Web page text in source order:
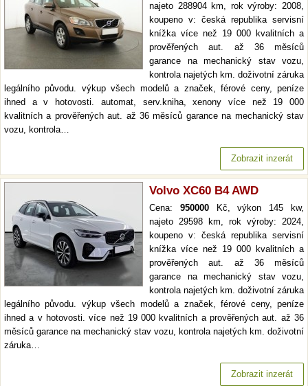
najeto 288904 km, rok výroby: 2008,
koupeno v: česká republika servisní
knížka více než 19 000 kvalitních a
prověřených aut. až 36 měsíců
garance na mechanický stav vozu,
kontrola najetých km. doživotní záruka
legálního původu. výkup všech modelů a značek, férové ceny, peníze
ihned a v hotovosti. automat, serv.kniha, xenony více než 19 000
kvalitních a prověřených aut. až 36 měsíců garance na mechanický stav
vozu, kontrola…
Zobrazit inzerát
Volvo XC60 B4 AWD
Cena: 950000Kč, výkon 145 kw,
najeto 29598 km, rok výroby: 2024,
koupeno v: česká republika servisní
knížka více než 19 000 kvalitních a
prověřených aut. až 36 měsíců
garance na mechanický stav vozu,
kontrola najetých km. doživotní záruka
legálního původu. výkup všech modelů a značek, férové ceny, peníze
ihned a v hotovosti. více než 19 000 kvalitních a prověřených aut. až 36
měsíců garance na mechanický stav vozu, kontrola najetých km. doživotní
záruka…
Zobrazit inzerát